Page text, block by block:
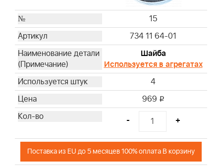
15
734 11 64-01
Шайба
Используется в агрегатах
4
969 i
- +
Поставка из EU до 5 месяцев 100% оплата В корзину